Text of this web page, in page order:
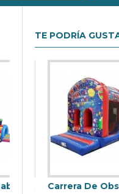
Campo De Asalto Inflable Gigante
TE PODRÍA